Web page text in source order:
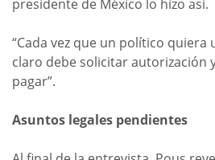
presidente de México lo hizo así.
“Cada vez que un político
claro debe solicitar autorización
pagar”.
Asuntos legales pendientes